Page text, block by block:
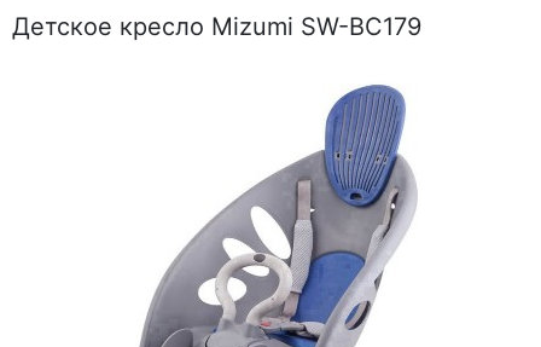
Детское кресло Mizumi SW-BC179